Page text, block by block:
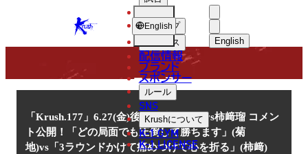
KRUSH English
한국어
中文（简体
ショップ
ニュース
配信情報
ブランド
スポンサー
ルール
SNS
Krushについて
K-1 GYM
K-1 LICENSE
English
NEWS
ニュース
「Krush.177」6.27(金)後楽園 菊地海斗vs柿﨑瑠 コメン
ト公開！「どの局面でも圧倒して勝ちます」(菊
地)vs「3ラウンドかけて痛めつけて心を折る」(柿﨑)